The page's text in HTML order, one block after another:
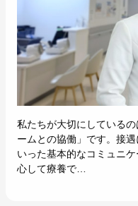
私たちが大切にしている
ームとの協働」です。接
いった基本的なコミュニ
心して療養で…